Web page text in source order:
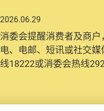
2026.06.29
消委会提醒消费者及商
电、电邮、短讯或社交
线18222或消委会热线
2025.10.31
为提升使用者体验及网
消费者需要提供基本联
纪录将清晰整合于帐户中